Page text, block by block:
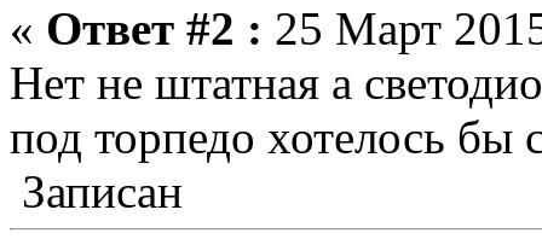
« Ответ #2 : 25 Март
Нет не штатная а
под торпедо хотелось бы
Записан